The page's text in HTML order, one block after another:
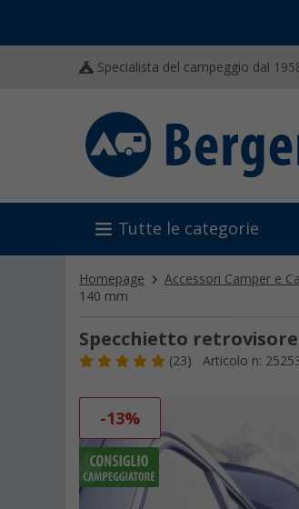
Specialista del campeggio dal
Tutte le categorie
Homepage Accessori Camper e
140 mm
Specchietto
(23) Articolo n:
-13%